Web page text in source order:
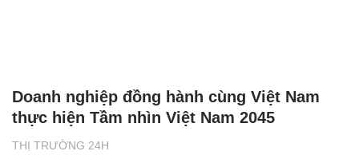
THỊ TRƯỜNG 24H
Doanh nghiệp đồng hành cùng Việt Nam
thực hiện Tầm nhìn Việt Nam 2045